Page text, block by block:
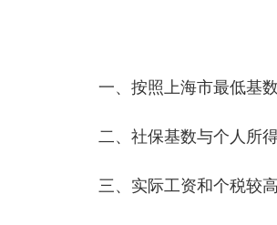
一、按照上海市最低基数
二、社保基数与个人所得
三、实际工资和个税较高